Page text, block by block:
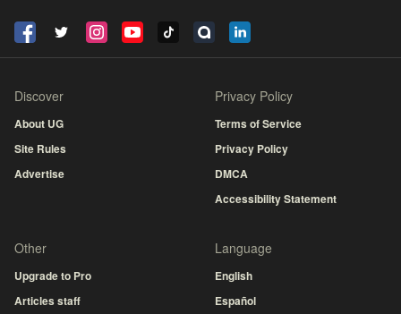
Discover
About UG
Site Rules
Advertise
Privacy Policy
Terms of Service
Privacy Policy
DMCA
Accessibility Statement
Other
Upgrade to Pro
Articles staff
Language
English
Español